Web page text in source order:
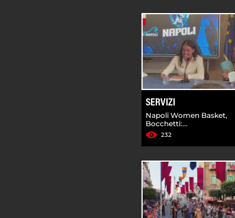
SERVIZI
Napoli Women Basket,
Bocchetti:...
232